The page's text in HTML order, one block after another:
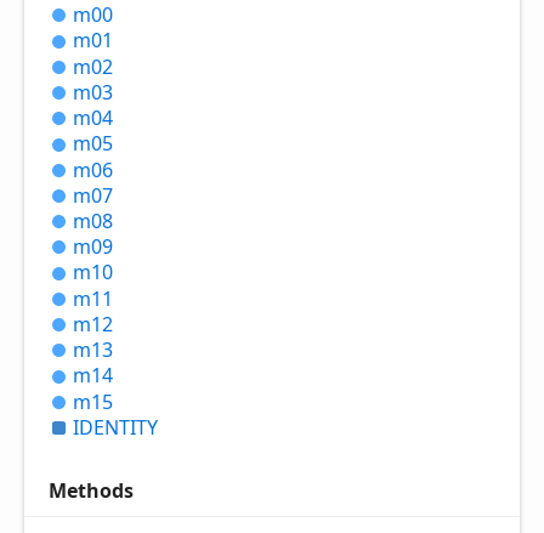
m00
m01
m02
m03
m04
m05
m06
m07
m08
m09
m10
m11
m12
m13
m14
m15
IDENTITY
Methods